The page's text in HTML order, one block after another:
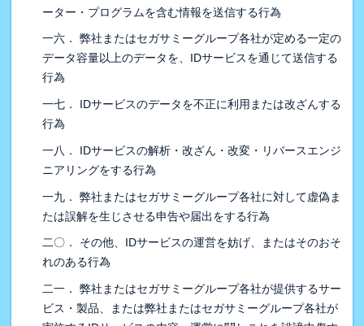
ーター・プログラムを含む情報を送信する行為
一六． 弊社またはセガサミーグループ各社が定める一定の
データ容量以上のデータを、IDサービスを通じて送信する
行為
一七． IDサービスのデータを不正に利用または改ざんする
行為
一八． IDサービスの解析・改ざん・改変・リバースエンジ
ニアリングをする行為
一九． 弊社またはセガサミーグループ各社に対して虚偽ま
たは誤解を生じさせる申告や届出をする行為
二〇． その他、IDサービスの運営を妨げ、またはそのおそ
れのある行為
二一． 弊社またはセガサミーグループ各社が提供するサー
ビス・製品、または弊社またはセガサミーグループ各社が